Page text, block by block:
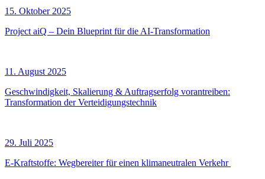
15. Oktober 2025
Project aiQ – Dein Blueprint für die AI-Transformation
11. August 2025
Geschwindigkeit, Skalierung & Auftragserfolg vorantreiben:
Transformation der Verteidigungs­technik
29. Juli 2025
E-Kraftstoffe: Wegbereiter für einen klimaneutralen Verkehr